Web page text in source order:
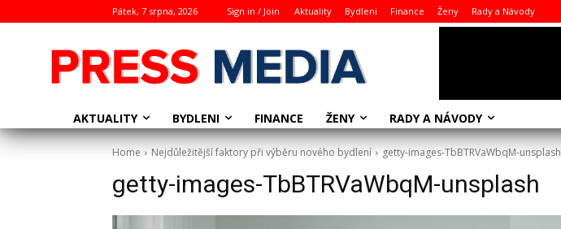
Pátek, 7 srpna, 2026 Sign in / Join Aktuality Bydleni Finance Ženy Rady a Návody
AKTUALITY BYDLENI FINANCE ŽENY RADY A NÁVODY
Home Nejdůležitější faktory při výběru nového bydlení getty-images-TbBTRVaWbqM-unsplash
getty-images-TbBTRVaWbqM-unsplash